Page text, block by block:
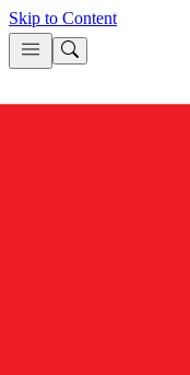
Skip to Content